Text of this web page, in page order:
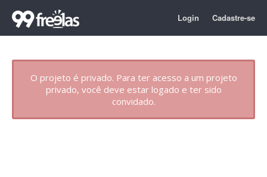
Login Cadastre-se
O projeto é privado. Para ter acesso a um projeto
privado, você deve estar logado e ter sido
convidado.